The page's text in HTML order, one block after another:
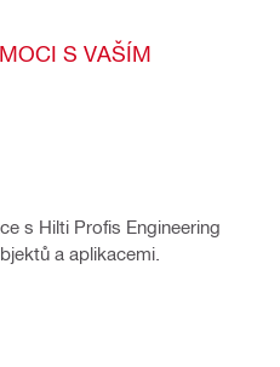
S VAŠÍM
s Hilti Profis Engineering
a aplikacemi.